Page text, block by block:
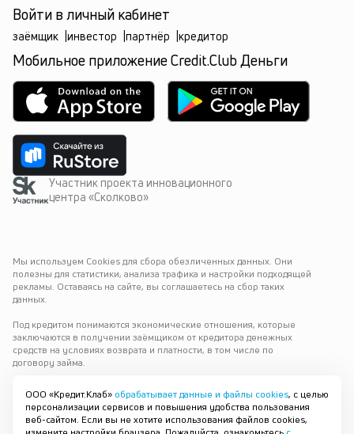
ООО «Кредит.Клаб» обрабатывает данные и файлы cookies, с целью
персонализации сервисов и повышения удобства пользования
веб-сайтом. Если вы не хотите использования файлов cookies,
Мы используем Cookies для сбора обезличенных данных. Они
полезны для статистики, анализа трафика и настройки подходящей
рекламы. Оставаясь на сайте, вы соглашаетесь на сбор таких
данных.
Под кредитом понимаются экономические отношения, которые
заключаются в получении заёмщиком от кредитора денежных
средств на условиях возврата и платности, в том числе по
договору займа.
© 2019—2026ООО «Кредит.Клаб»
ОГРН 1196658084743
Краснодар
Войти в личный кабинет
заёмщик инвестор партнёр кредитор
Мобильное приложение Credit.Club Деньги
Участник проекта инновационного
центра «Сколково»